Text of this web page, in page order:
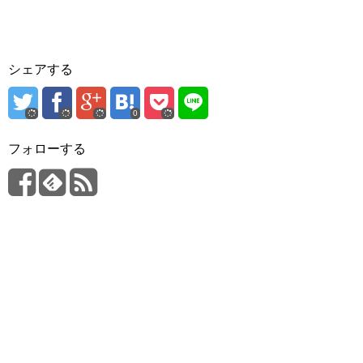
シェアする
0
フォローする